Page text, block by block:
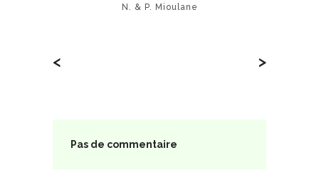
N. & P. Mioulane
< >
Pas de commentaire